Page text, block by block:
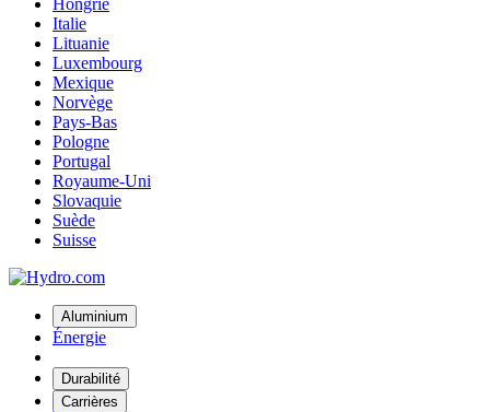
Hongrie
Italie
Lituanie
Luxembourg
Mexique
Norvège
Pays-Bas
Pologne
Portugal
Royaume-Uni
Slovaquie
Suède
Suisse
Aluminium
Énergie
Durabilité
Carrières